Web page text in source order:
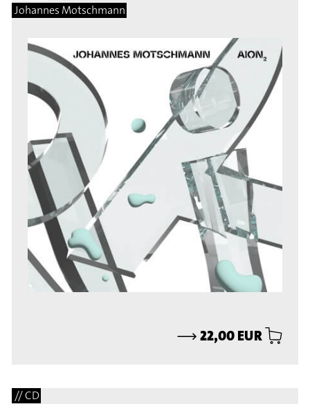
Johannes Motschmann
⟶22,00 EUR
// CD